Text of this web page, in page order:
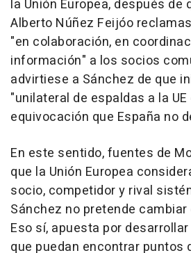
la Unión Europea, después de
Alberto Núñez Feijóo
"en colaboración, en
información" a los socios
advirtiese a Sánchez de que
"unilateral de espaldas a la
equivocación que España no
En este sentido, fuentes de
que la Unión Europea
socio, competidor y rival
Sánchez no pretende
Eso sí, apuesta por
que puedan encontrar puntos